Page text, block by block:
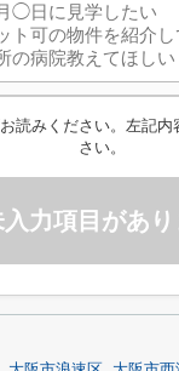
読みください。左記
さい。
入力項目があ